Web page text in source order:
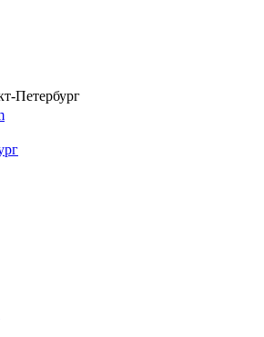
Петербург